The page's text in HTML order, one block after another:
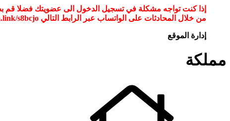
من خلال المحادثات على الواتساب عبر الرابط التالي wa.link/s8bcjo او مسح الباركود في الصوره
إدارة الموقع
مملكة